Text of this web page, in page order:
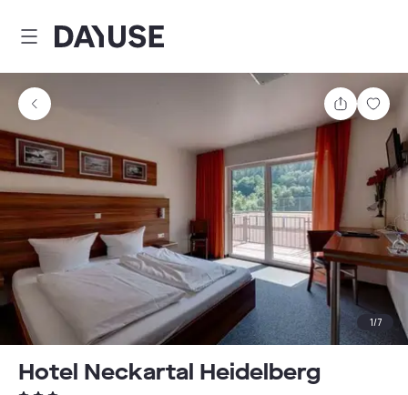
Dayuse
1/7
Hotel Neckartal Heidelberg